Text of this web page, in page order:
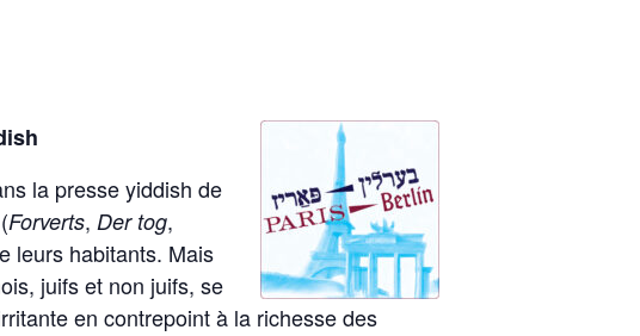
la presse yiddish de
Forverts, Der tog,
leurs habitants. Mais
juifs et non juifs, se
en contrepoint à la richesse des